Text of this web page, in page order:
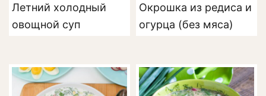
Летний холодный
овощной суп
Окрошка из редиса и
огурца (без мяса)